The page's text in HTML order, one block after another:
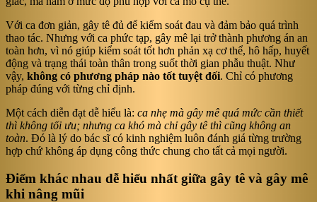
Với ca đơn giản, gây tê đủ để kiểm soát đau và đảm bảo quá trình
thao tác. Nhưng với ca phức tạp, gây mê lại trở thành phương án an
toàn hơn, vì nó giúp kiểm soát tốt hơn phản xạ cơ thể, hô hấp, huyết
động và trạng thái toàn thân trong suốt thời gian phẫu thuật. Như
vậy, không có phương pháp nào tốt tuyệt đối. Chỉ có phương
pháp đúng với từng chỉ định.
Một cách diễn đạt dễ hiểu là: ca nhẹ mà gây mê quá mức cần thiết
thì không tối ưu; nhưng ca khó mà chỉ gây tê thì cũng không an
toàn. Đó là lý do bác sĩ có kinh nghiệm luôn đánh giá từng trường
hợp chứ không áp dụng công thức chung cho tất cả mọi người.
Điểm khác nhau dễ hiểu nhất giữa gây tê và gây mê
khi nâng mũi